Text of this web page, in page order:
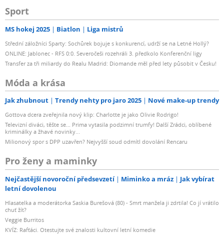
Sport
MS hokej 2025 Biatlon Liga mistrů
Střední záložníci Sparty: Sochůrek bojuje s konkurencí, udrží se na Letné Hollý?
ONLINE: Jablonec - RFS 0:0. Severočeši rozehráli 3. předkolo Konferenční ligy
Transfer za tři miliardy do Realu Madrid: Diomande měl před lety působit v Česku!
Móda a krása
Jak zhubnout Trendy nehty pro jaro 2025 Nové make-up trendy
Gottova dcera zveřejnila nový klip: Charlotte je jako Olivie Rodrigo!
Televizní diváci, těšte se... Prima vytasila podzimní trumfy! Další Zrádci, oblíbené
kriminálky a žhavé novinky...
Milionový spor s DPP uzavřen? Nejvyšší soud odmítl dovolání Rencaru
Pro ženy a maminky
Nejčastější novoroční předsevzetí Miminko a mráz
Jak vybírat
letní dovolenou
Hlasatelka a moderátorka Saskia Burešová (80) - Smrt manžela ji zdrtila! Co jí vrátilo
chuť žít?
Veggie Burritos
KVÍZ: Rafťáci. Otestujte své znalosti kultovní letní komedie